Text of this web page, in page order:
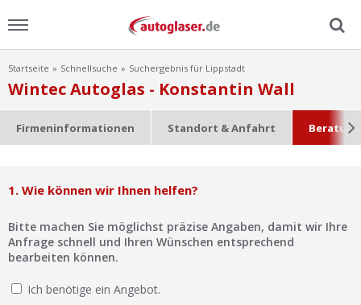
Menu
Home
Ratgeber
Scheibensuche
FAQ
Startseite Schnellsuche Suchergebnis für Lippstadt
Wintec Autoglas - Konstantin Wall
Firmeninformationen Standort & Anfahrt
1. Wie können wir Ihnen helfen?
Bitte machen Sie möglichst präzise Angaben, damit wir Ihre
Anfrage schnell und Ihren Wünschen entsprechend
bearbeiten können.
Ich benötige ein Angebot.